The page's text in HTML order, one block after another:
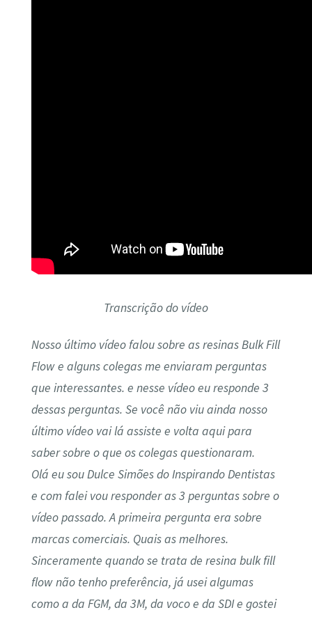
Transcrição do vídeo
Nosso último vídeo falou sobre as resinas Bulk Fill
Flow e alguns colegas me enviaram perguntas
que interessantes. e nesse vídeo eu responde 3
dessas perguntas. Se você não viu ainda nosso
último vídeo vai lá assiste e volta aqui para
saber sobre o que os colegas questionaram.
Olá eu sou Dulce Simões do Inspirando Dentistas
e com falei vou responder as 3 perguntas sobre o
vídeo passado. A primeira pergunta era sobre
marcas comerciais. Quais as melhores.
Sinceramente quando se trata de resina bulk fill
flow não tenho preferência, já usei algumas
como a da FGM, da 3M, da voco e da SDI e gostei